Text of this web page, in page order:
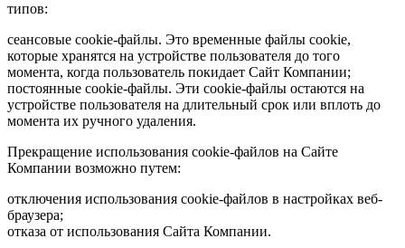
типов:
сеансовые cookie-файлы. Это временные файлы cookie,
которые хранятся на устройстве пользователя до того
момента, когда пользователь покидает Сайт Компании;
постоянные cookie-файлы. Эти cookie-файлы остаются на
устройстве пользователя на длительный срок или вплоть до
момента их ручного удаления.
Прекращение использования cookie-файлов на Сайте
Компании возможно путем:
отключения использования cookie-файлов в настройках веб-
браузера;
отказа от использования Сайта Компании.